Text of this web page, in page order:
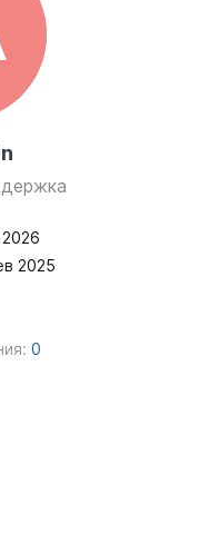
2025
0